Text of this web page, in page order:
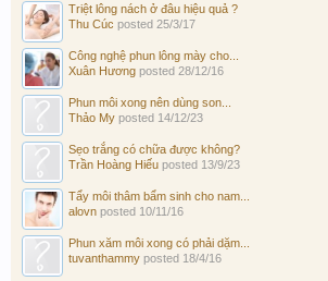
Triệt lông nách ở đâu hiệu quả ?
Thu Cúc posted 25/3/17
Công nghệ phun lông mày cho...
Xuân Hương posted 28/12/16
Phun môi xong nên dùng son...
Thảo My posted 14/12/23
Sẹo trắng có chữa được không?
Trần Hoàng Hiếu posted 13/9/23
Tẩy môi thâm bẩm sinh cho nam...
alovn posted 10/11/16
Phun xăm môi xong có phải dặm...
tuvanthammy posted 18/4/16